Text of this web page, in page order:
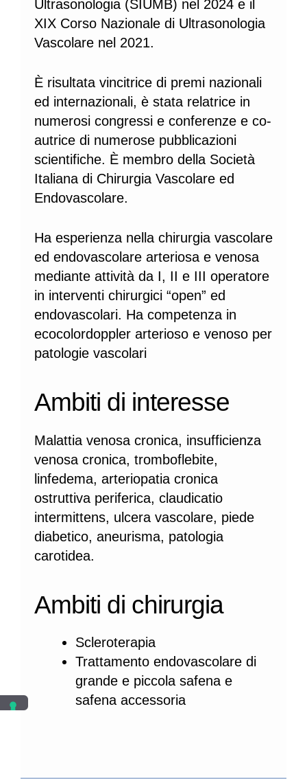
Ultrasonologia (SIUMB) nel 2024 e il
XIX Corso Nazionale di Ultrasonologia
Vascolare nel 2021.
È risultata vincitrice di premi nazionali
ed internazionali, è stata relatrice in
numerosi congressi e conferenze e co-
autrice di numerose pubblicazioni
scientifiche. È membro della Società
Italiana di Chirurgia Vascolare ed
Endovascolare.
Ha esperienza nella chirurgia vascolare
ed endovascolare arteriosa e venosa
mediante attività da I, II e III operatore
in interventi chirurgici “open” ed
endovascolari. Ha competenza in
ecocolordoppler arterioso e venoso per
patologie vascolari
Ambiti di interesse
Malattia venosa cronica, insufficienza
venosa cronica, tromboflebite,
linfedema, arteriopatia cronica
ostruttiva periferica, claudicatio
intermittens, ulcera vascolare, piede
diabetico, aneurisma, patologia
carotidea.
Ambiti di chirurgia
Scleroterapia
Trattamento endovascolare di
grande e piccola safena e
safena accessoria